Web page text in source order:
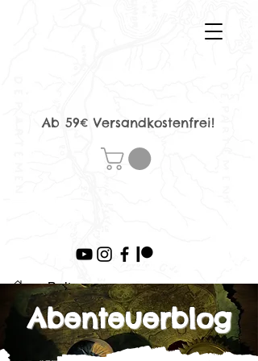
Ab 59€ Versandkostenfrei!
> Beitrag
Abenteuerblog